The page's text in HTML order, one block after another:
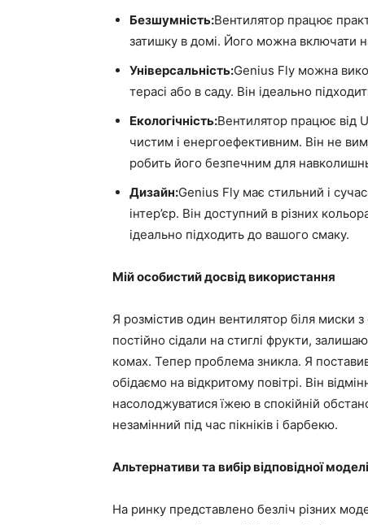
Безшумність:Вентилятор працює
затишку в домі. Його можна включати
Універсальність:Genius Fly можна
терасі або в саду. Він ідеально
Екологічність:Вентилятор працює від
чистим і енергоефективним. Він не
робить його безпечним для
Дизайн:Genius Fly має стильний і
інтер’єр. Він доступний в різних
ідеально підходить до вашого смаку.
Мій особистий досвід використання
Я розмістив один вентилятор біля миски
постійно сідали на стиглі фрукти,
комах. Тепер проблема зникла. Я
обідаємо на відкритому повітрі. Він
насолоджуватися їжею в спокійній
незамінний під час пікніків і барбекю.
Альтернативи та вибір відповідної моделі
На ринку представлено безліч різних